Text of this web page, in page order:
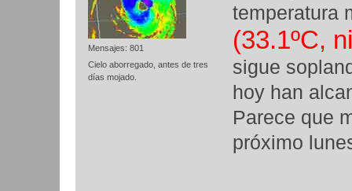
Mensajes: 801
Cielo aborregado, antes de tres
días mojado.
temperatura
(33.1ºC,
sigue
hoy han
Parece que
próximo